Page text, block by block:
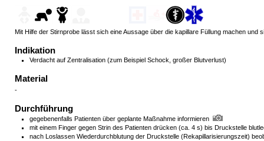
Mit Hilfe der Stirnprobe lässt sich eine Aussage über die kapillare Füllung machen und
Indikation
Verdacht auf Zentralisation (zum Beispiel Schock, großer Blutverlust)
Material
-
Durchführung
gegebenenfalls Patienten über geplante Maßnahme informieren
mit einem Finger gegen Strin des Patienten drücken (ca. 4 s) bis Druckstelle
nach Loslassen Wiederdurchblutung der Druckstelle (Rekapillarisierungszeit)